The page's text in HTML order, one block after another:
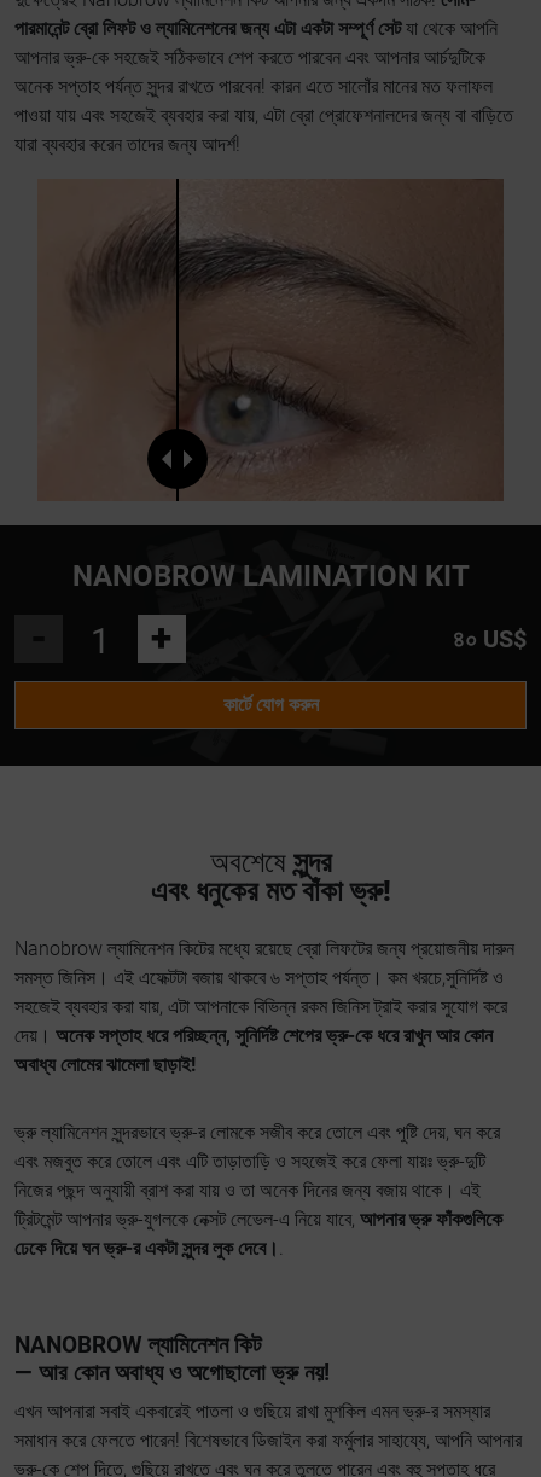
পারমানেন্ট ব্রো লিফট ও ল্যামিনেশনের জন্য এটা একটা সম্পূর্ণ সেটযা থেকে আপনি
আপনার ভ্রু-কে সহজেই সঠিকভাবে শেপ করতে পারবেন এবং আপনার আর্চদুটিকে
অনেক সপ্তাহ পর্যন্ত সুন্দর রাখতে পারবেন! কারন এতে সালোঁর মানের মত ফলাফল
পাওয়া যায় এবং সহজেই ব্যবহার করা যায়, এটা ব্রো প্রোফেশনালদের জন্য বা বাড়িতে
যারা ব্যবহার করেন তাদের জন্য আদর্শ!
NANOBROW LAMINATION KIT
+ ৪০ US$
কার্টে যোগ করুন
অবশেষেসুন্দর
এবং ধনুকের মত বাঁকা ভ্রু!
Nanobrow ল্যামিনেশন কিটের মধ্যে রয়েছে ব্রো লিফটের জন্য প্রয়োজনীয় দারুন
সমস্ত জিনিস। এই এফেক্টটা বজায় থাকবে ৬ সপ্তাহ পর্যন্ত। কম খরচে,সুনির্দিষ্ট ও
সহজেই ব্যবহার করা যায়, এটা আপনাকে বিভিন্ন রকম জিনিস ট্রাই করার সুযোগ করে
দেয়। অনেক সপ্তাহ ধরে পরিচ্ছন্ন, সুনির্দিষ্ট শেপের ভ্রু-কে ধরে রাখুন আর কোন
অবাধ্য লোমের ঝামেলা ছাড়াই!
ভ্রু ল্যামিনেশন সুন্দরভাবে ভ্রু-র লোমকে সজীব করে তোলে এবং পুষ্টি দেয়, ঘন করে
এবং মজবুত করে তোলে এবং এটি তাড়াতাড়ি ও সহজেই করে ফেলা যায়ঃ ভ্রু-দুটি
নিজের পছন্দ অনুযায়ী ব্রাশ করা যায় ও তা অনেক দিনের জন্য বজায় থাকে। এই
ট্রিটমেন্ট আপনার ভ্রু-যুগলকে নেক্সট লেভেল-এ নিয়ে যাবে, আপনার ভ্রু ফাঁকগুলিকে
ঢেকে দিয়ে ঘন ভ্রু-র একটা সুন্দর লুক দেবে। .
NANOBROW ল্যামিনেশন কিট
— আর কোন অবাধ্য ও অগোছালো ভ্রু নয়!
এখন আপনারা সবাই একবারেই পাতলা ও গুছিয়ে রাখা মুশকিল এমন ভ্রু-র সমস্যার
সমাধান করে ফেলতে পারেন! বিশেষভাবে ডিজাইন করা ফর্মুলার সাহায্যে, আপনি আপনার
ভ্রু-কে শেপ দিতে, গুছিয়ে রাখতে এবং ঘন করে তুলতে পারেন এবং বহু সপ্তাহ ধরে